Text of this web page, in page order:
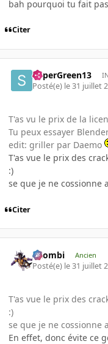
bah pourquoi tu fait
Citer
SuperGreen13
Posté(e) le 31 juillet
T'as vu le prix de la
Tu peux essayer
edit: griller par Daemo
T'as vue le prix des
:)
se que je ne cossionne
Citer
XZombi Ancien
Posté(e) le 31 juillet
T'as vue le prix des
:)
se que je ne cossionne
En effet, donc évite ce